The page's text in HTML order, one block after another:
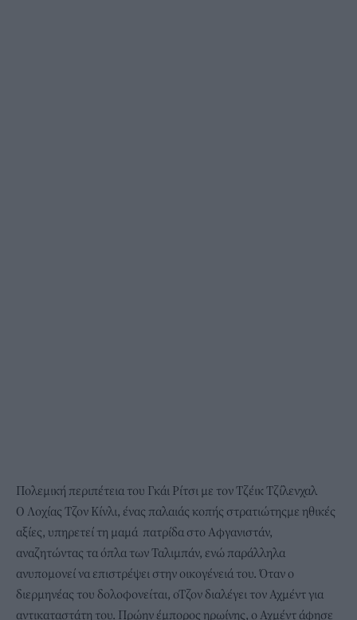
Πολεμική περιπέτεια του Γκάι Ρίτσι με τον Τζέικ Τζίλενχαλ
Ο Λοχίας Τζον Κίνλι, ένας παλαιάς κοπής στρατιώτηςμε ηθικές
αξίες, υπηρετεί τη μαμά πατρίδα στο Αφγανιστάν,
αναζητώντας τα όπλα των Ταλιμπάν, ενώ παράλληλα
ανυπομονεί να επιστρέψει στην οικογένειά του. Όταν ο
διερμηνέας του δολοφονείται, οΤζον διαλέγει τον Αχμέντ για
αντικαταστάτη του. Πρώην έμπορος ηρωίνης, ο Αχμέντ άφησε